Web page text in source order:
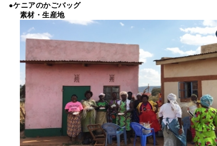
●ケニアのかごバッグ
素材・生産地